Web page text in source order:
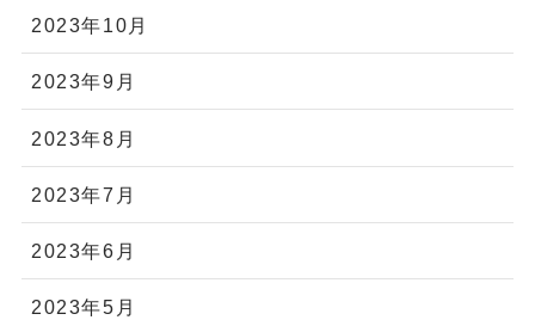
2023年10月
2023年9月
2023年8月
2023年7月
2023年6月
2023年5月